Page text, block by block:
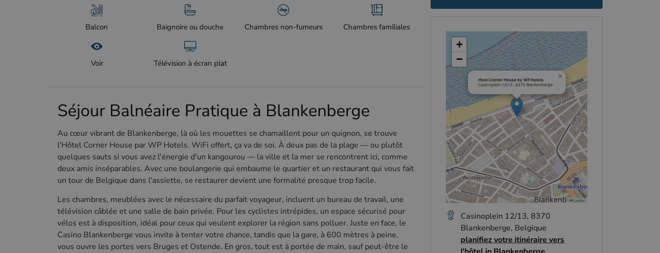
Balcon Baignoire ou douche Chambres non-fumeurs Chambres familiales
Voir Télévision à écran plat
Séjour Balnéaire Pratique à Blankenberge
Au cœur vibrant de Blankenberge, là où les mouettes se chamaillent pour un quignon, se trouve
l'Hôtel Corner House par WP Hotels. WiFi offert, ça va de soi. À deux pas de la plage — ou plutôt
quelques sauts si vous avez l'énergie d'un kangourou — la ville et la mer se rencontrent ici, comme
deux amis inséparables. Avec une boulangerie qui embaume le quartier et un restaurant qui vous fait
un tour de Belgique dans l'assiette, se restaurer devient une formalité presque trop facile.
Les chambres, meublées avec le nécessaire du parfait voyageur, incluent un bureau de travail, une
télévision câblée et une salle de bain privée. Pour les cyclistes intrépides, un espace sécurisé pour
vélos est à disposition, idéal pour ceux qui veulent explorer la région sans polluer. Juste en face, le
Casino Blankenberge vous invite à tenter votre chance, tandis que la gare, à 600 mètres à peine,
vous ouvre les portes vers Bruges et Ostende. En gros, tout est à portée de main, sauf peut-être le
Hotel Corner House by WP Hotels
Casinoplein 12/13 , 8370 Blankenberge
×
+
−
Leaflet
Casinoplein 12/13, 8370
Blankenberge, Belgique
planifiez votre itinéraire vers